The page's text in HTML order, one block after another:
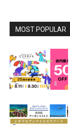
MOST POPULAR